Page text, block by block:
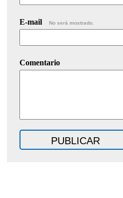
E-mail No será mostrado.
Comentario